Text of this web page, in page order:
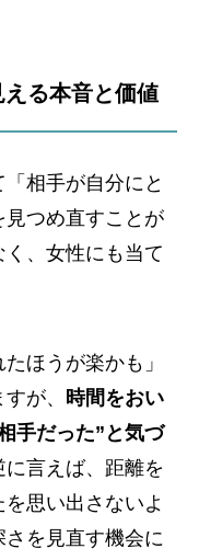
る本音と価値
相手が自分にと
見つめ直すことが
、女性にも当て
ほうが楽かも」
が、
時間をおい
手だった”と気づ
言えば、距離を
思い出さないよ
を見直す機会に